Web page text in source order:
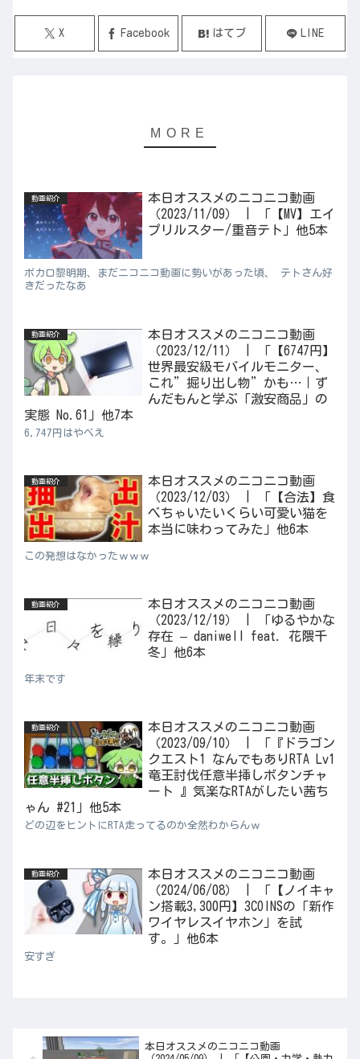
X Facebook はてブ LINE
動画紹介
本日オススメのニコニコ動画
（2023/11/09） | 「【MV】エイ
プリルスター/重音テト」他5本
ボカロ黎明期、まだニコニコ動画に勢いがあった頃、 テトさん好
きだったなあ
動画紹介
本日オススメのニコニコ動画
（2023/12/11） | 「【6747円】
世界最安級モバイルモニター、
これ”掘り出し物”かも…｜ず
んだもんと学ぶ「激安商品」の
実態 No.61」他7本
6,747円はやべえ
動画紹介
本日オススメのニコニコ動画
（2023/12/03） | 「【合法】食
べちゃいたいくらい可愛い猫を
本当に味わってみた」他6本
この発想はなかったｗｗｗ
動画紹介
本日オススメのニコニコ動画
（2023/12/19） | 「ゆるやかな
存在 – daniwell feat. 花隈千
冬」他6本
年末です
動画紹介
本日オススメのニコニコ動画
（2023/09/10） | 「『ドラゴン
クエスト1 なんでもありRTA Lv1
竜王討伐任意半挿しボタンチャ
ート 』気楽なRTAがしたい茜ち
ゃん #21」他5本
どの辺をヒントにRTA走ってるのか全然わからんｗ
動画紹介
本日オススメのニコニコ動画
（2024/06/08） | 「【ノイキャ
ン搭載3,300円】3COINSの「新作
ワイヤレスイヤホン」を試
す。」他6本
安すぎ
本日オススメのニコニコ動画